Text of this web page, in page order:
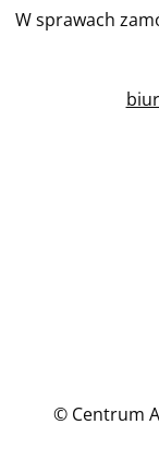
W sprawach
© Centrum